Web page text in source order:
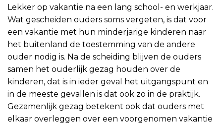
Lekker op vakantie na een lang school- en werkjaar.
Wat gescheiden ouders soms vergeten, is dat voor
een vakantie met hun minderjarige kinderen naar
het buitenland de toestemming van de andere
ouder nodig is. Na de scheiding blijven de ouders
samen het ouderlijk gezag houden over de
kinderen, dat is in ieder geval het uitgangspunt en
in de meeste gevallen is dat ook zo in de praktijk.
Gezamenlijk gezag betekent ook dat ouders met
elkaar overleggen over een voorgenomen vakantie